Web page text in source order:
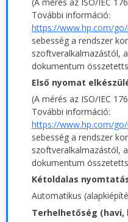
További információ:
https://www.hp.com/
sebesség a rendszer
szoftveralkalmazástól,
dokumentum
Első nyomat
(A mérés az ISO/IEC
További információ:
https://www.hp.com/
sebesség a rendszer
szoftveralkalmazástól,
dokumentum
Kétoldalas
Automatikus
Terhelhetőség